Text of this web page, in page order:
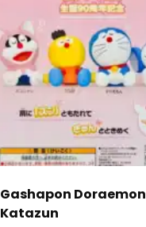
Gashapon Doraemon
Katazun